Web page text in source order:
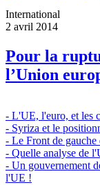
International
2 avril 2014
Pour la
l’Union
- L'UE, l'euro, et les
- Syriza et le
- Le Front de
- Quelle analyse de
- Un gouvernement
l'UE !